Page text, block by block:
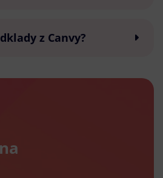
z Canvy?